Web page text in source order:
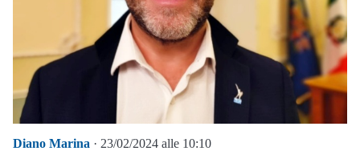
Diano Marina · 23/02/2024 alle 10:10